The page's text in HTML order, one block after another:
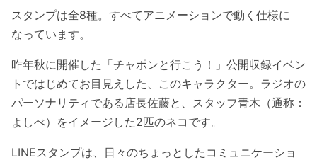
スタンプは全8種。すべてアニメーションで動く仕様に
なっています。
昨年秋に開催した「チャポンと行こう！」公開収録イベン
トではじめてお目見えした、このキャラクター。ラジオの
パーソナリティである店長佐藤と、スタッフ青木（通称：
よしべ）をイメージした2匹のネコです。
LINEスタンプは、日々のちょっとしたコミュニケーショ